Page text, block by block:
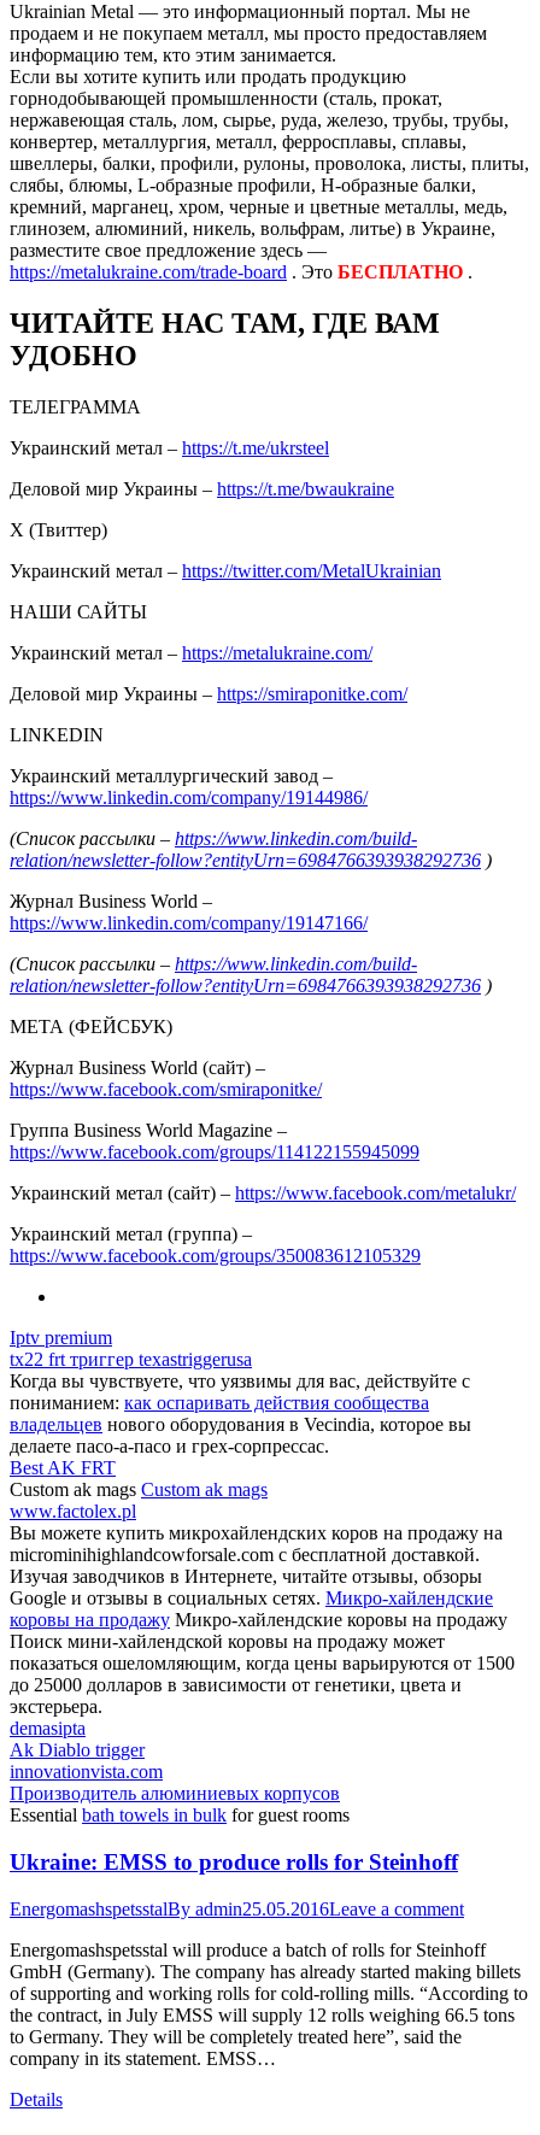
Ukrainian Metal — это информационный портал. Мы не
продаем и не покупаем металл, мы просто предоставляем
информацию тем, кто этим занимается.
Если вы хотите купить или продать продукцию
горнодобывающей промышленности (сталь, прокат,
нержавеющая сталь, лом, сырье, руда, железо, трубы, трубы,
конвертер, металлургия, металл, ферросплавы, сплавы,
швеллеры, балки, профили, рулоны, проволока, листы, плиты,
слябы, блюмы, L-образные профили, H-образные балки,
кремний, марганец, хром, черные и цветные металлы, медь,
глинозем, алюминий, никель, вольфрам, литье) в Украине,
разместите свое предложение здесь —
https://metalukraine.com/trade-board . Это БЕСПЛАТНО .
ЧИТАЙТЕ НАС ТАМ, ГДЕ ВАМ
УДОБНО
ТЕЛЕГРАММА
Украинский метал – https://t.me/ukrsteel
Деловой мир Украины – https://t.me/bwaukraine
Х (Твиттер)
Украинский метал – https://twitter.com/MetalUkrainian
НАШИ САЙТЫ
Украинский метал – https://metalukraine.com/
Деловой мир Украины – https://smiraponitke.com/
LINKEDIN
Украинский металлургический завод –
https://www.linkedin.com/company/19144986/
(Список рассылки – https://www.linkedin.com/build-
relation/newsletter-follow?entityUrn=6984766393938292736 )
Журнал Business World –
https://www.linkedin.com/company/19147166/
(Список рассылки – https://www.linkedin.com/build-
relation/newsletter-follow?entityUrn=6984766393938292736 )
МЕТА (ФЕЙСБУК)
Журнал Business World (сайт) –
https://www.facebook.com/smiraponitke/
Группа Business World Magazine –
https://www.facebook.com/groups/114122155945099
Украинский метал (сайт) – https://www.facebook.com/metalukr/
Украинский метал (группа) –
https://www.facebook.com/groups/350083612105329
Iptv premium
tx22 frt триггер texastriggerusa
Когда вы чувствуете, что уязвимы для вас, действуйте с
пониманием: как оспаривать действия сообщества
владельцев нового оборудования в Vecindia, которое вы
делаете пасо-а-пасо и грех-сорпрессас.
Best AK FRT
Custom ak mags Custom ak mags
www.factolex.pl
Вы можете купить микрохайлендских коров на продажу на
microminihighlandcowforsale.com с бесплатной доставкой.
Изучая заводчиков в Интернете, читайте отзывы, обзоры
Google и отзывы в социальных сетях. Микро-хайлендские
коровы на продажу Микро-хайлендские коровы на продажу
Поиск мини-хайлендской коровы на продажу может
показаться ошеломляющим, когда цены варьируются от 1500
до 25000 долларов в зависимости от генетики, цвета и
экстерьера.
demasipta
Ak Diablo trigger
innovationvista.com
Производитель алюминиевых корпусов
Essential bath towels in bulk for guest rooms
Ukraine: EMSS to produce rolls for Steinhoff
EnergomashspetsstalBy admin25.05.2016Leave a comment
Energomashspetsstal will produce a batch of rolls for Steinhoff
GmbH (Germany). The company has already started making billets
of supporting and working rolls for cold-rolling mills. “According to
the contract, in July EMSS will supply 12 rolls weighing 66.5 tons
to Germany. They will be completely treated here”, said the
company in its statement. EMSS…
Details